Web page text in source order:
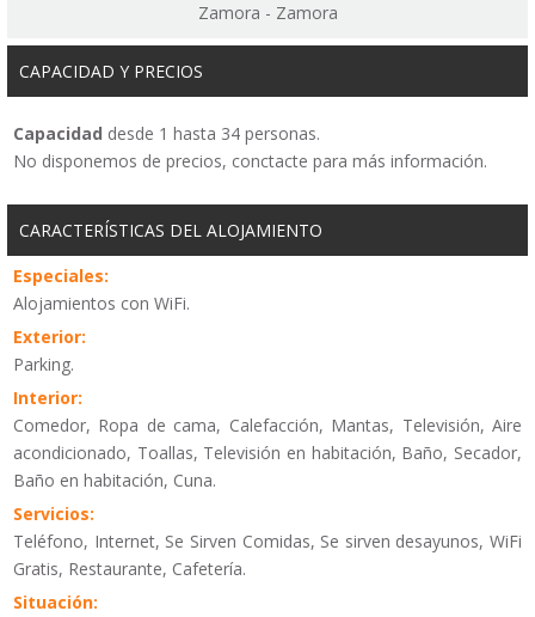
Zamora - Zamora
CAPACIDAD Y PRECIOS
Capacidad desde 1 hasta 34 personas.
No disponemos de precios, conctacte para más información.
CARACTERÍSTICAS DEL ALOJAMIENTO
Especiales:
Alojamientos con WiFi.
Exterior:
Parking.
Interior:
Comedor, Ropa de cama, Calefacción, Mantas, Televisión, Aire
acondicionado, Toallas, Televisión en habitación, Baño, Secador,
Baño en habitación, Cuna.
Servicios:
Teléfono, Internet, Se Sirven Comidas, Se sirven desayunos, WiFi
Gratis, Restaurante, Cafetería.
Situación: